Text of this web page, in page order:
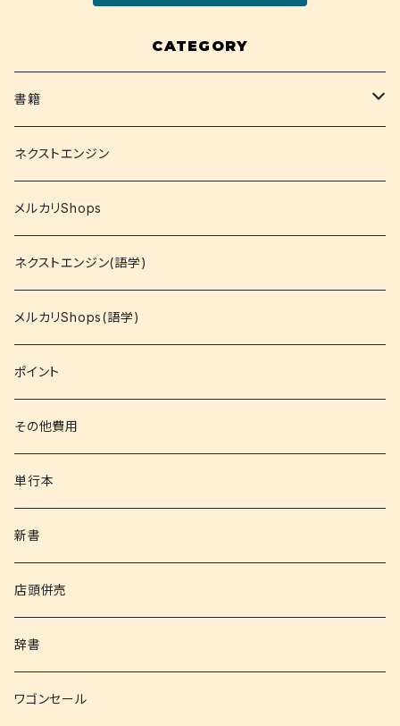
CATEGORY
書籍
関西大学テキスト
就活
資格
コミック
文庫
その他書籍
書籍以外
ネクストエンジン
メルカリShops
ネクストエンジン(語学)
メルカリShops(語学)
ポイント
その他費用
単行本
新書
店頭併売
辞書
ワゴンセール